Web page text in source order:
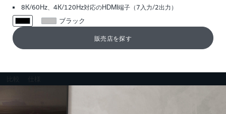
8K/60Hz、4K/120Hz対応のHDMI端子（7入力/2出力）
ブラック
販売店を探す